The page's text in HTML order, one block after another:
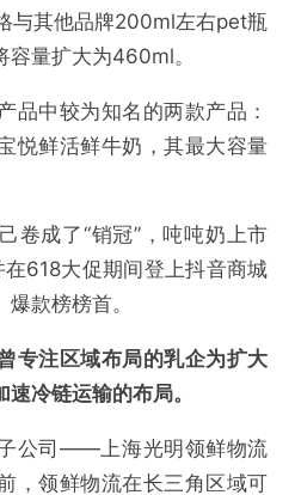
与其他品牌200ml左右pet瓶
量扩大为460ml。
品中较为知名的两款产品：
悦鲜活鲜牛奶，其最大容量
卷成了“销冠”，吨吨奶上市
618大促期间登上抖音商城
款榜榜首。
专注区域布局的乳企为扩大
冷链运输的布局。
公司——上海光明领鲜物流
，领鲜物流在长三角区域可